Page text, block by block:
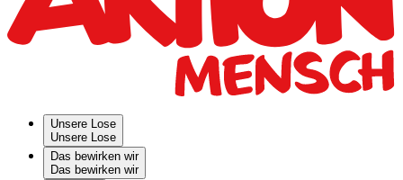
Unsere Lose
Unsere Lose
Das bewirken wir
Das bewirken wir